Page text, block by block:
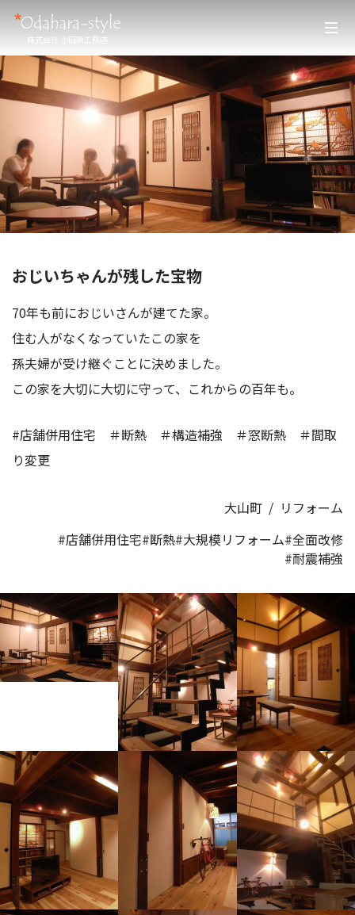
株式会社 小田原工務店
おじいちゃんが残した宝物
70年も前におじいさんが建てた家。
住む人がなくなっていたこの家を
孫夫婦が受け継ぐことに決めました。
この家を大切に大切に守って、これからの百年も。
#店舗併用住宅 ＃断熱 ＃構造補強 ＃窓断熱 ＃間取
り変更
大山町 / リフォーム
#店舗併用住宅#断熱#大規模リフォーム#全面改修
#耐震補強